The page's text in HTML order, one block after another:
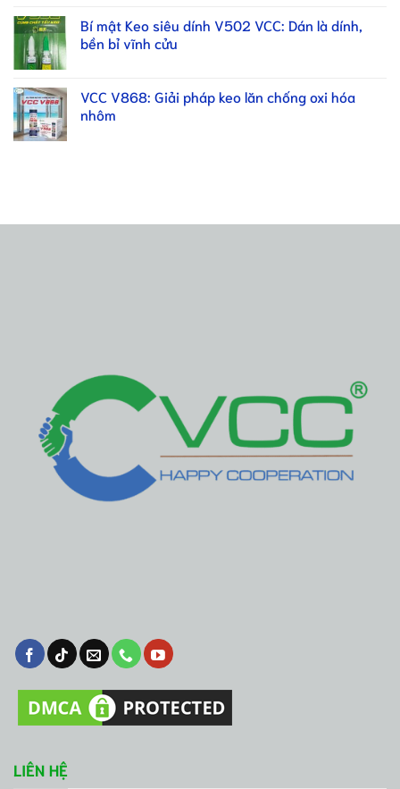
Bí mật Keo siêu dính V502 VCC: Dán là dính,
bền bỉ vĩnh cửu
VCC V868: Giải pháp keo lăn chống oxi hóa
nhôm
LIÊN HỆ